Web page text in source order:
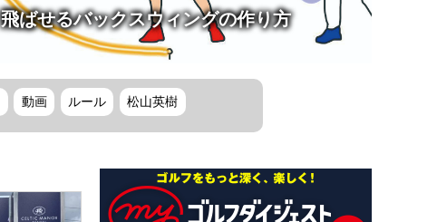
飛ばせるバックスウィングの作り方
動画 ルール 松山英樹